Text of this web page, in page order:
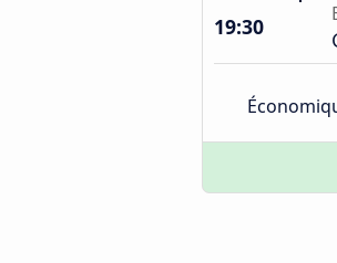
19:30